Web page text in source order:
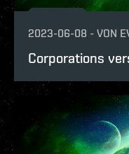
2023-06-08 - VON
Corporations